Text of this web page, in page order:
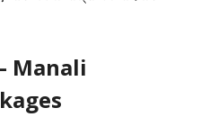
Manali